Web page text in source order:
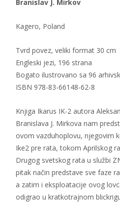
Branislav J. Mirkov
Kagero, Poland
Tvrd povez, veliki format 30 cm
Engleski jezi, 196 strana
Bogato ilustrovano sa 96
ISBN 978-83-66148-62-8
Knjiga Ikarus IK-2 autora
Branislava J. Mirkova nam
ovom vazduhoplovu, njegovim
Ike2 pre rata, tokom Aprilskog
Drugog svetskog rata u službi
pitak način predstave sve faze
a zatim i eksploatacije ovog
odigrao u kratkotrajnom